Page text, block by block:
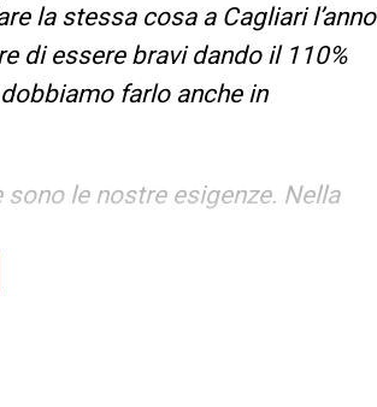
la stessa cosa a Cagliari l’anno
di essere bravi dando il 110%
farlo anche in
le nostre esigenze. Nella